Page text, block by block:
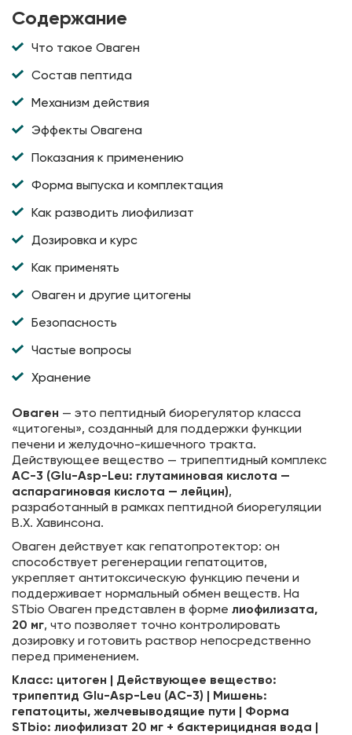
Содержание
Что такое Оваген
Состав пептида
Механизм действия
Эффекты Овагена
Показания к применению
Форма выпуска и комплектация
Как разводить лиофилизат
Дозировка и курс
Как применять
Оваген и другие цитогены
Безопасность
Частые вопросы
Хранение
Оваген — это пептидный биорегулятор класса
«цитогены», созданный для поддержки функции
печени и желудочно-кишечного тракта.
Действующее вещество — трипептидный комплекс
АС-3 (Glu-Asp-Leu: глутаминовая кислота —
аспарагиновая кислота — лейцин),
разработанный в рамках пептидной биорегуляции
В.Х. Хавинсона.
Оваген действует как гепатопротектор: он
способствует регенерации гепатоцитов,
укрепляет антитоксическую функцию печени и
поддерживает нормальный обмен веществ. На
STbio Оваген представлен в форме лиофилизата,
20 мг, что позволяет точно контролировать
дозировку и готовить раствор непосредственно
перед применением.
Класс: цитоген | Действующее вещество:
трипептид Glu-Asp-Leu (АС-3) | Мишень:
гепатоциты, желчевыводящие пути | Форма
STbio: лиофилизат 20 мг + бактерицидная вода |